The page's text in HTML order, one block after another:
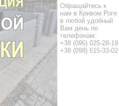
Обращайтесь к
нам в Кривом Роге
в любой удобный
Вам день по
телефонам:
+38 (096) 025-28-19
+38 (098) 615-33-02